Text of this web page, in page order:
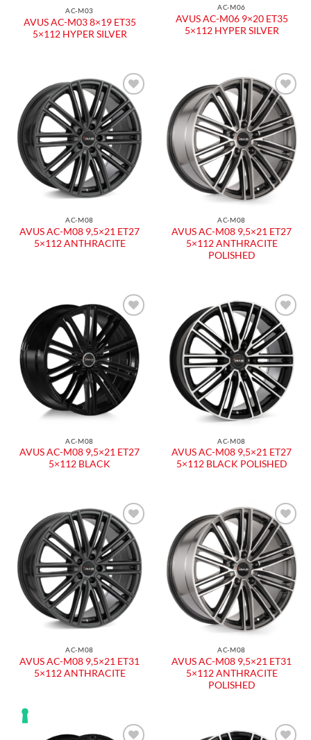
AC-M03
AVUS AC-M03 8×19 ET35
5×112 HYPER SILVER
AC-M06
AVUS AC-M06 9×20 ET35
5×112 HYPER SILVER
AC-M08
AVUS AC-M08 9,5×21 ET27
5×112 ANTHRACITE
AC-M08
AVUS AC-M08 9,5×21 ET27
5×112 ANTHRACITE
POLISHED
AC-M08
AVUS AC-M08 9,5×21 ET27
5×112 BLACK
AC-M08
AVUS AC-M08 9,5×21 ET27
5×112 BLACK POLISHED
AC-M08
AVUS AC-M08 9,5×21 ET31
5×112 ANTHRACITE
AC-M08
AVUS AC-M08 9,5×21 ET31
5×112 ANTHRACITE
POLISHED